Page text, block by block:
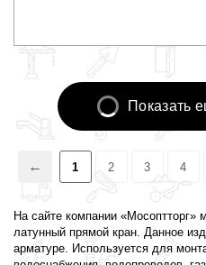
На сайте компании «Мосоптторг»
латунный прямой кран. Данное
арматуре. Используется для
Показать
1 2 3 4